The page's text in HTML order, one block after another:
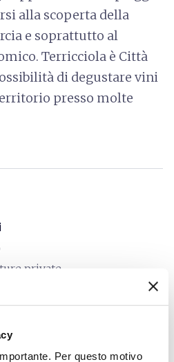
Per questo motivo
alla scoperta della
e soprattutto al
Terricciola è Città
di degustare vini
presso molte
private